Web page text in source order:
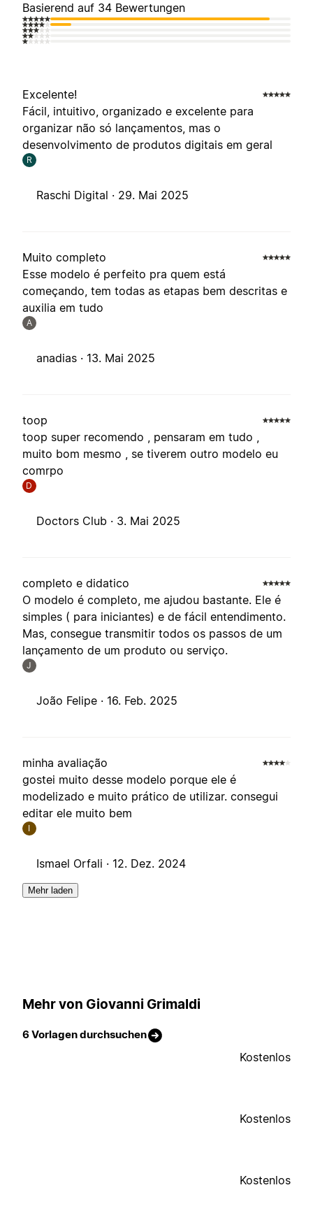
Basierend auf 34 Bewertungen
Excelente!
Fácil, intuitivo, organizado e excelente para
organizar não só lançamentos, mas o
desenvolvimento de produtos digitais em geral
R
Raschi Digital · 29. Mai 2025
Muito completo
Esse modelo é perfeito pra quem está
começando, tem todas as etapas bem descritas e
auxilia em tudo
A
anadias · 13. Mai 2025
toop
toop super recomendo , pensaram em tudo ,
muito bom mesmo , se tiverem outro modelo eu
comrpo
D
Doctors Club · 3. Mai 2025
completo e didatico
O modelo é completo, me ajudou bastante. Ele é
simples ( para iniciantes) e de fácil entendimento.
Mas, consegue transmitir todos os passos de um
lançamento de um produto ou serviço.
J
João Felipe · 16. Feb. 2025
minha avaliação
gostei muito desse modelo porque ele é
modelizado e muito prático de utilizar. consegui
editar ele muito bem
I
Ismael Orfali · 12. Dez. 2024
Mehr laden
Mehr von Giovanni Grimaldi
6 Vorlagen durchsuchen
Kostenlos
Kostenlos
Kostenlos